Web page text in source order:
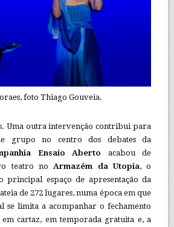
foto Thiago Gouveia.
Uma outra intervenção contribui para
grupo no centro dos debates da
Ensaio Aberto acabou de
teatro no Armazém da Utopia, o
principal espaço de apresentação da
de 272 lugares, numa época em que
se limita a acompanhar o fechamento
em cartaz, em temporada gratuita e, a